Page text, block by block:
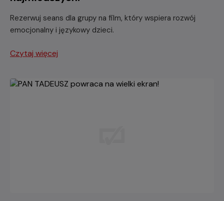
Rezerwuj seans dla grupy na film, który wspiera rozwój
emocjonalny i językowy dzieci.
Czytaj więcej